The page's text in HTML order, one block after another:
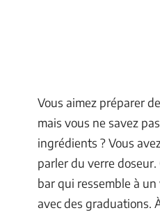
Vous aimez préparer
mais vous ne savez
ingrédients ? Vous
parler du verre doseur.
bar qui ressemble à
avec des graduations.